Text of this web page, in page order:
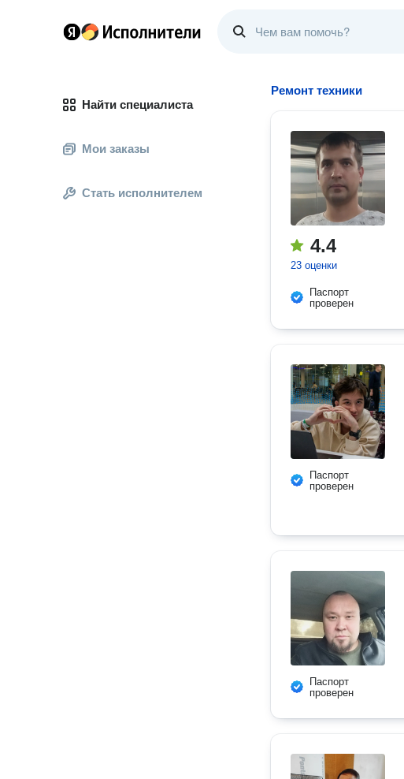
Найти специалиста
Мои заказы
Стать исполнителем
Ремонт техники
4.4
23 оценки
Паспорт
проверен
Паспорт
проверен
Паспорт
проверен